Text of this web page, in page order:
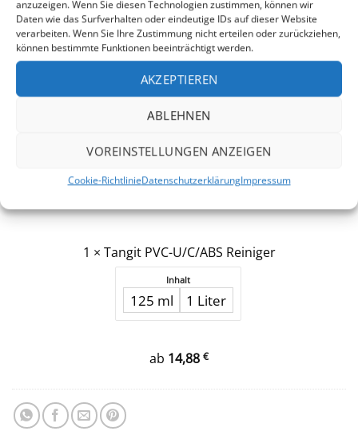
anzuzeigen. Wenn Sie diesen Technologien zustimmen, können wir
Daten wie das Surfverhalten oder eindeutige IDs auf dieser Website
verarbeiten. Wenn Sie Ihre Zustimmung nicht erteilen oder zurückziehen,
können bestimmte Funktionen beeinträchtigt werden.
AKZEPTIEREN
ABLEHNEN
VOREINSTELLUNGEN ANZEIGEN
Cookie-RichtlinieDatenschutzerklärungImpressum
U/C/ABS
Reiniger
1 × Tangit PVC-U/C/ABS Reiniger
Inhalt
125 ml 1 Liter
ab 14,88 €